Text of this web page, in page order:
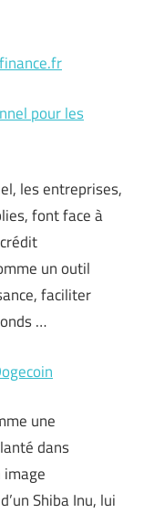
pour les
les entreprises,
font face à
un outil
faciliter
…
une
dans
image
Shiba Inu, lui